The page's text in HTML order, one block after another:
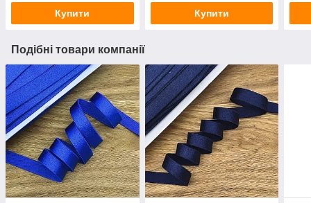
Купити Купити
Подібні товари компанії